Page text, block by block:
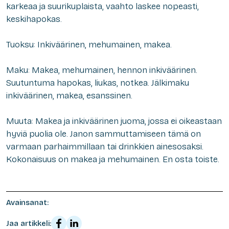
karkeaa ja suurikuplaista, vaahto laskee nopeasti,
keskihapokas.
Tuoksu: Inkiväärinen, mehumainen, makea.
Maku: Makea, mehumainen, hennon inkiväärinen.
Suutuntuma hapokas, liukas, notkea. Jälkimaku
inkiväärinen, makea, esanssinen.
Muuta: Makea ja inkiväärinen juoma, jossa ei oikeastaan
hyviä puolia ole. Janon sammuttamiseen tämä on
varmaan parhaimmillaan tai drinkkien ainesosaksi.
Kokonaisuus on makea ja mehumainen. En osta toiste.
Avainsanat:
Jaa artikkeli: